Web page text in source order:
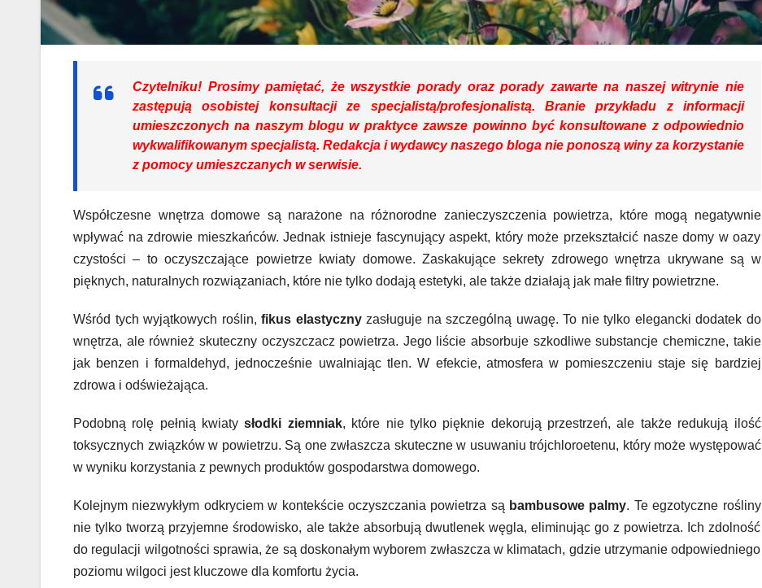
Czytelniku! Prosimy pamiętać, że wszystkie porady oraz porady zawarte na naszej witrynie nie
zastępują osobistej konsultacji ze specjalistą/profesjonalistą. Branie przykładu z informacji
umieszczonych na naszym blogu w praktyce zawsze powinno być konsultowane z odpowiednio
wykwalifikowanym specjalistą. Redakcja i wydawcy naszego bloga nie ponoszą winy za korzystanie
z pomocy umieszczanych w serwisie.
Współczesne wnętrza domowe są narażone na różnorodne zanieczyszczenia powietrza, które mogą negatywnie
wpływać na zdrowie mieszkańców. Jednak istnieje fascynujący aspekt, który może przekształcić nasze domy w oazy
czystości – to oczyszczające powietrze kwiaty domowe. Zaskakujące sekrety zdrowego wnętrza ukrywane są w
pięknych, naturalnych rozwiązaniach, które nie tylko dodają estetyki, ale także działają jak małe filtry powietrzne.
Wśród tych wyjątkowych roślin, fikus elastycznyzasługuje na szczególną uwagę. To nie tylko elegancki dodatek do
wnętrza, ale również skuteczny oczyszczacz powietrza. Jego liście absorbuje szkodliwe substancje chemiczne, takie
jak benzen i formaldehyd, jednocześnie uwalniając tlen. W efekcie, atmosfera w pomieszczeniu staje się bardziej
zdrowa i odświeżająca.
Podobną rolę pełnią kwiatysłodki ziemniak, które nie tylko pięknie dekorują przestrzeń, ale także redukują ilość
toksycznych związków w powietrzu. Są one zwłaszcza skuteczne w usuwaniu trójchloroetenu, który może występować
w wyniku korzystania z pewnych produktów gospodarstwa domowego.
Kolejnym niezwykłym odkryciem w kontekście oczyszczania powietrza są bambusowe palmy. Te egzotyczne rośliny
nie tylko tworzą przyjemne środowisko, ale także absorbują dwutlenek węgla, eliminując go z powietrza. Ich zdolność
do regulacji wilgotności sprawia, że są doskonałym wyborem zwłaszcza w klimatach, gdzie utrzymanie odpowiedniego
poziomu wilgoci jest kluczowe dla komfortu życia.